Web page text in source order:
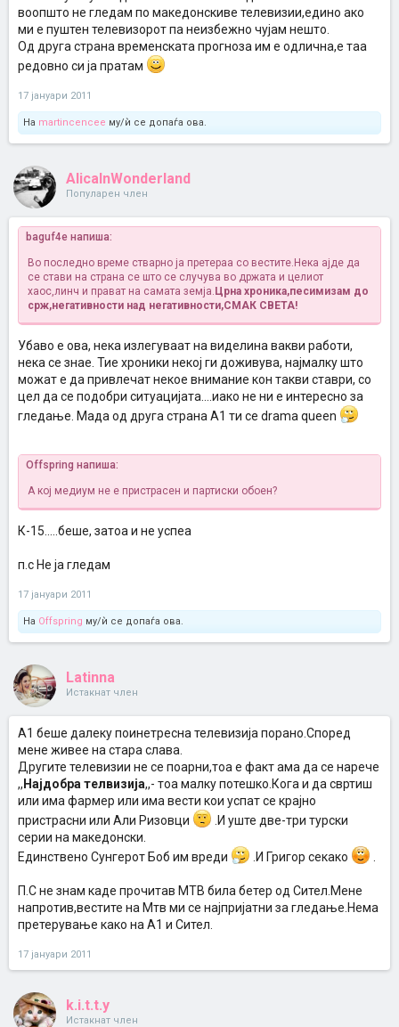
воопшто не гледам по македонскиве телевизии,едино ако
ми е пуштен телевизорот па неизбежно чујам нешто.
Од друга страна временската прогноза им е одлична,е таа
редовно си ја пратам
17 јануари 2011
На martincencee му/ѝ се допаѓа ова.
AlicaInWonderland
Популарен член
baguf4e напиша:
Во последно време стварно ја претераа со вестите.Нека ајде да
се стави на страна се што се случува во држата и целиот
хаос,линч и прават на самата земја. Црна хроника,песимизам до
срж,негативности над негативности,СМАК СВЕТА!
Убаво е ова, нека излегуваат на виделина вакви работи,
нека се знае. Тие хроники некој ги доживува, најмалку што
можат е да привлечат некое внимание кон такви ставри, со
цел да се подобри ситуацијата....иако не ни е интересно за
гледање. Мада од друга страна А1 ти се drama queen
Offspring напиша:
А кој медиум не е пристрасен и партиски обоен?
К-15.....беше, затоа и не успеа
п.с Не ја гледам
17 јануари 2011
На Offspring му/ѝ се допаѓа ова.
Latinna
Истакнат член
А1 беше далеку поинетресна телевизија порано.Според
мене живее на стара слава.
Другите телевизии не се поарни,тоа е факт ама да се нарече
,, Најдобра телвизија,,- тоа малку потешко.Кога и да свртиш
или има фармер или има вести кои успат се крајно
пристрасни или Али Ризовци
.И уште две-три турски
серии на македонски.
Единствено Сунгерот Боб им вреди
.И Григор секако
П.С не знам каде прочитав МТВ била бетер од Сител.Мене
напротив,вестите на Мтв ми се најпријатни за гледање.Нема
претерување како на А1 и Сител.
17 јануари 2011
k.i.t.t.y
Истакнат член